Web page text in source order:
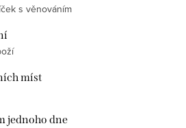
s věnováním
míst
jednoho dne